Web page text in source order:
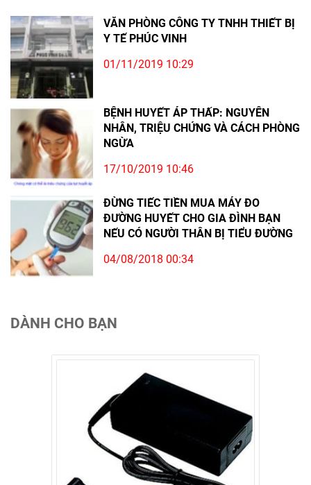
VĂN PHÒNG CÔNG TY TNHH THIẾT BỊ
Y TẾ PHÚC VINH
01/11/2019 10:29
BỆNH HUYẾT ÁP THẤP: NGUYÊN
NHÂN, TRIỆU CHỨNG VÀ CÁCH PHÒNG
NGỪA
17/10/2019 10:46
ĐỪNG TIẾC TIỀN MUA MÁY ĐO
ĐƯỜNG HUYẾT CHO GIA ĐÌNH BẠN
NẾU CÓ NGƯỜI THÂN BỊ TIỂU ĐƯỜNG
04/08/2018 00:34
DÀNH CHO BẠN